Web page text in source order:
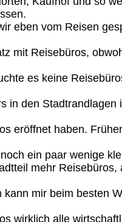
eben vom Reisen
mit Reisebüros,
es keine
in den
eröffnet haben.
ein paar wenige
mehr
kann mir beim besten
wirklich alle